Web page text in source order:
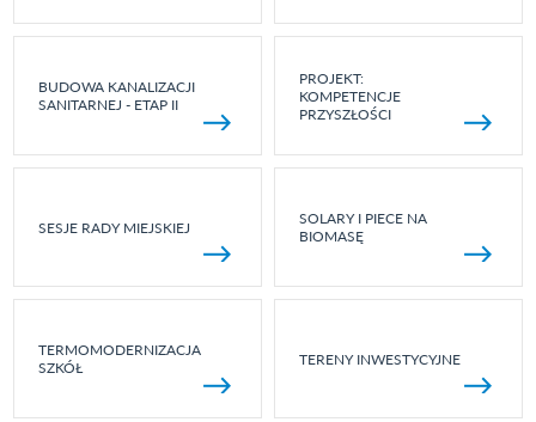
BUDOWA KANALIZACJI
SANITARNEJ - ETAP II
PROJEKT:
KOMPETENCJE
PRZYSZŁOŚCI
SESJE RADY MIEJSKIEJ
SOLARY I PIECE NA
BIOMASĘ
TERMOMODERNIZACJA
SZKÓŁ
TERENY INWESTYCYJNE